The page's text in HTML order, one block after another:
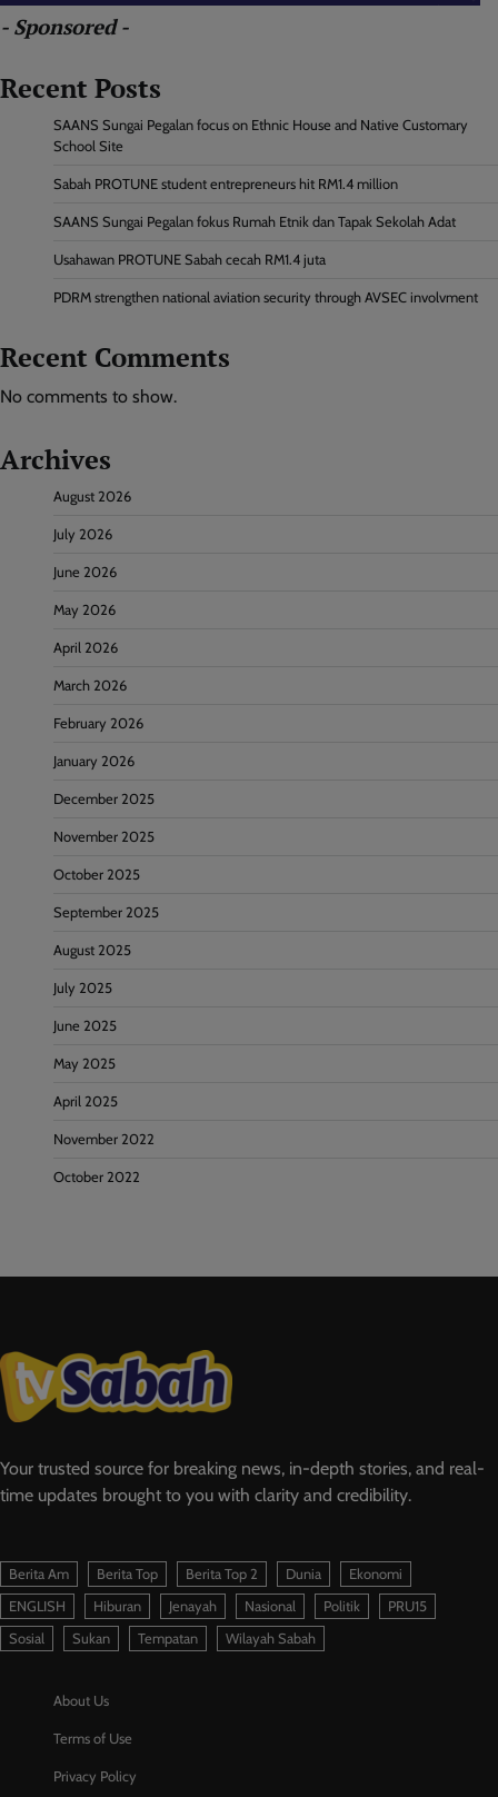
- Sponsored -
Recent Posts
SAANS Sungai Pegalan focus on Ethnic House and Native Customary
School Site
Sabah PROTUNE student entrepreneurs hit RM1.4 million
SAANS Sungai Pegalan fokus Rumah Etnik dan Tapak Sekolah Adat
Usahawan PROTUNE Sabah cecah RM1.4 juta
PDRM strengthen national aviation security through AVSEC involvment
Recent Comments
No comments to show.
Archives
August 2026
July 2026
June 2026
May 2026
April 2026
March 2026
February 2026
January 2026
December 2025
November 2025
October 2025
September 2025
August 2025
July 2025
June 2025
May 2025
April 2025
November 2022
October 2022
Your trusted source for breaking news, in-depth stories, and real-
time updates brought to you with clarity and credibility.
Berita Am Berita Top Berita Top 2 Dunia
Ekonomi
ENGLISH
Hiburan Jenayah Nasional Politik
PRU15
Sosial
Sukan Tempatan Wilayah Sabah
About Us
Terms of Use
Privacy Policy